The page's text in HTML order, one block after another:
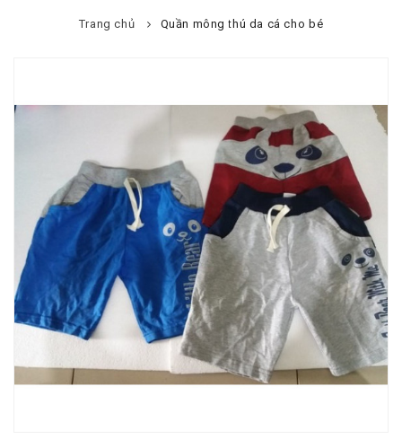
Trang chủ Quần mông thú da cá cho bé